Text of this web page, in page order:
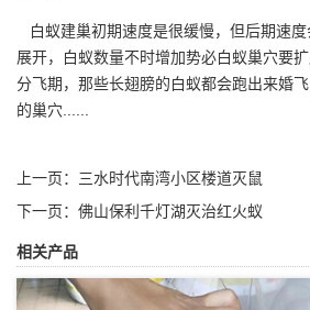
白蚁建巢初期速度是很缓慢，但后期速度
展开，白蚁数量不时增加势必白蚁巢穴要
分飞期，那些长翅膀的白蚁都会跑出来婚
的巢穴......
上一页： 三水时代南湾小区楼道灭鼠
下一页： 佛山保利千灯湖灭治红火蚁
相关产品